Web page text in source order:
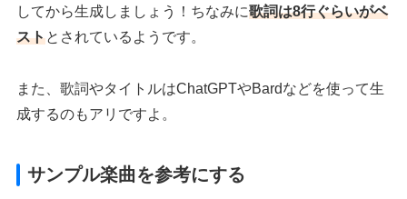
してから生成しましょう！ちなみに歌詞は8行ぐらいがベ
ストとされているようです。
また、歌詞やタイトルはChatGPTやBardなどを使って生
成するのもアリですよ。
サンプル楽曲を参考にする